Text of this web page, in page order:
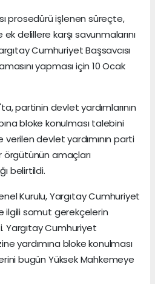
prosedürü işlenen süreçte,
delillere karşı savunmalarını
Cumhuriyet Başsavcısı
yapması için 10 Ocak
partinin devlet yardımlarının
bloke konulması talebini
devlet yardımının parti
örgütünün amaçları
belirtildi.
Kurulu, Yargıtay Cumhuriyet
ilgili somut gerekçelerin
Yargıtay Cumhuriyet
yardımına bloke konulması
bugün Yüksek Mahkemeye